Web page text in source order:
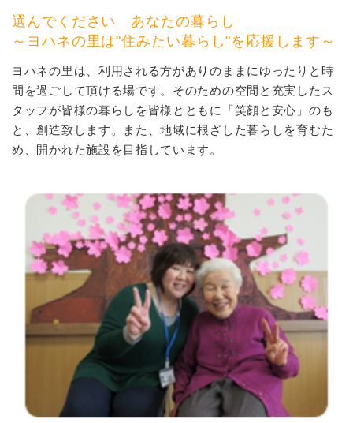
選んでください あなたの暮らし
～ヨハネの里は"住みたい暮らし"を応援します～
ヨハネの里は、利用される方がありのままにゆったりと時
間を過ごして頂ける場です。そのための空間と充実したス
タッフが皆様の暮らしを皆様とともに「笑顔と安心」のも
と、創造致します。また、地域に根ざした暮らしを育むた
め、開かれた施設を目指しています。